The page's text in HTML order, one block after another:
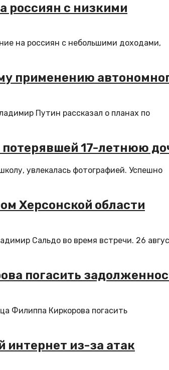
россиян с низкими
на россиян с небольшими доходами,
применению
Путин рассказал о планах по
17-летнюю
увлекалась фотографией. Успешно
Херсонской области
Сальдо во время встречи. 26
погасить
Филиппа Киркорова погасить
из-за атак